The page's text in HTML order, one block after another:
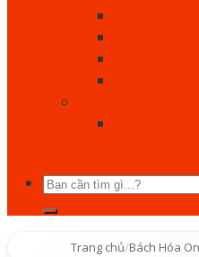
Tìm
Trang chủ/Bách Hóa